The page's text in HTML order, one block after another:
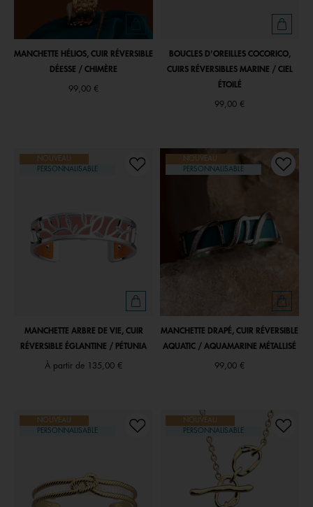
MANCHETTE HÉLIOS, CUIR RÉVERSIBLE
DÉESSE / CHIMÈRE
99,00 €
BOUCLES D'OREILLES COCORICO,
CUIRS RÉVERSIBLES MARINE / CIEL
ÉTOILÉ
99,00 €
NOUVEAU
PERSONNALISABLE
MANCHETTE ARBRE DE VIE, CUIR
RÉVERSIBLE ÉGLANTINE / PÉTUNIA
À partir de 135,00 €
NOUVEAU
PERSONNALISABLE
MANCHETTE DRAPÉ, CUIR RÉVERSIBLE
AQUATIC / AQUAMARINE MÉTALLISÉ
99,00 €
NOUVEAU
PERSONNALISABLE
NOUVEAU
PERSONNALISABLE